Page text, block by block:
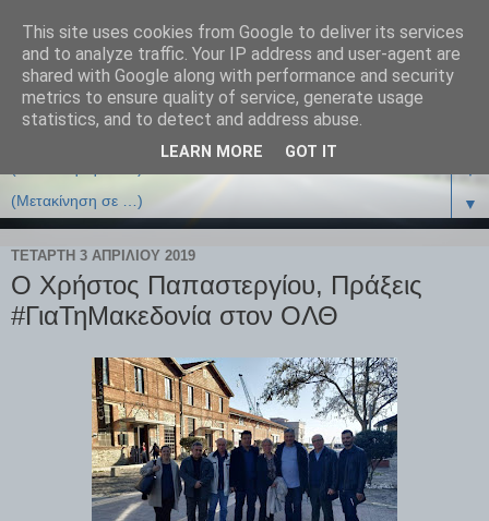
▼
▼
ΤΕΤΆΡΤΗ 3 ΑΠΡΙΛΊΟΥ 2019
Ο Χρήστος Παπαστεργίου, Πράξεις
#ΓιαΤηΜακεδονία στον ΟΛΘ
This site uses cookies from Google to deliver its services
and to analyze traffic. Your IP address and user-agent are
shared with Google along with performance and security
metrics to ensure quality of service, generate usage
statistics, and to detect and address abuse.
LEARN MORE GOT IT